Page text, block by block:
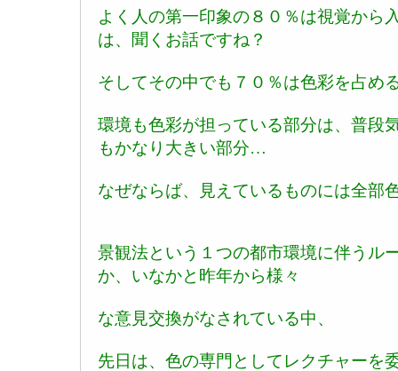
よく人の第一印象の８０％は視覚から
は、聞くお話ですね？
そしてその中でも７０％は色彩を占め
環境も色彩が担っている部分は、普段
もかなり大きい部分…
なぜならば、見えているものには全部
景観法という１つの都市環境に伴うル
か、いなかと昨年から様々
な意見交換がなされている中、
先日は、色の専門としてレクチャーを